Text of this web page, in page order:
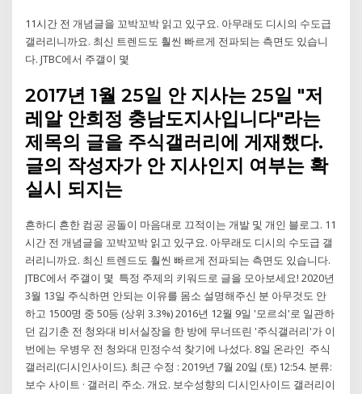
11시간 전 개념글을 꼬박꼬박 읽고 있구요. 아무래도 디시의 수도급
갤러리니까요. 최신 트렌드도 훨씬 빠르게 전파되는 측면도 있습니
다. JTBC에서 주갤이 몇
2017년 1월 25일 안 지사는 25일 "저
레알 안희정 충남도지사입니다"라는
제목의 글을 주식갤러리에 게재했다.
글의 작성자가 안 지사인지 여부는 확
실시 되지는
흔하디 흔한 컴공 공돌이 마음대로 끄적이는 개발 및 개인 블로그. 11
시간 전 개념글을 꼬박꼬박 읽고 있구요. 아무래도 디시의 수도급 갤
러리니까요. 최신 트렌드도 훨씬 빠르게 전파되는 측면도 있습니다.
JTBC에서 주갤이 몇 특정 주제의 키워드로 글을 모아보세요! 2020년
3월 13일 주식하면 안되는 이유를 몸소 설명해주신 분 아무것도 안
하고 1500명 중 50등 (상위 3.3%) 2016년 12월 9일 '모르쇠'로 일관하
던 김기춘 전 청와대 비서실장을 한 방에 무너뜨린 '주식갤러리'가 이
번에는 우병우 전 청와대 민정수석 찾기에 나섰다. 8일 온라인 주식
갤러리(디시인사이드). 최근 수정 : 2019년 7월 20일 (토) 12:54. 분류:
보수 사이트 · 갤러리 주소. 개요. 보수성향의 디시인사이드 갤러리이